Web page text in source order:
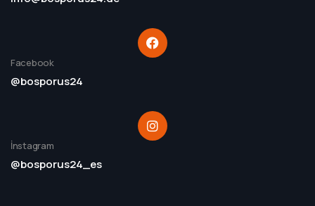
Facebook
@bosporus24
İnstagram
@bosporus24_es